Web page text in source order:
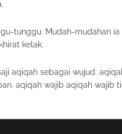
tunggu. Mudah-mudahan ia
kelak.
aqiqah sebagai wujud.
aqiqah wajib aqiqah wajib